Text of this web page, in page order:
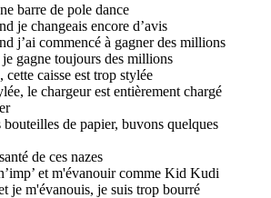
barre de pole dance
je changeais encore d’avis
j’ai commencé à gagner des millions
je gagne toujours des millions
caisse est trop stylée
le chargeur est entièrement chargé
de papier, buvons quelques
de ces nazes
et m'évanouir comme Kid Kudi
je m'évanouis, je suis trop bourré